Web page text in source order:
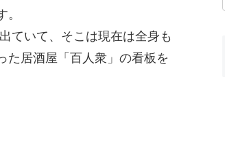
ていて、そこは現在は全身も
た居酒屋「百人衆」の看板を